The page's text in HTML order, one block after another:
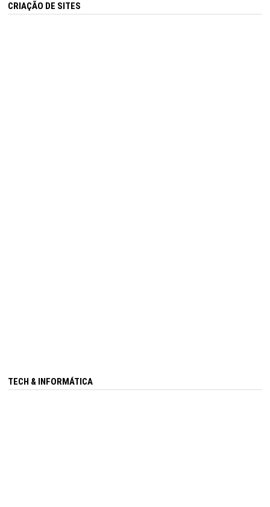
CRIAÇÃO DE SITES
TECH & INFORMÁTICA